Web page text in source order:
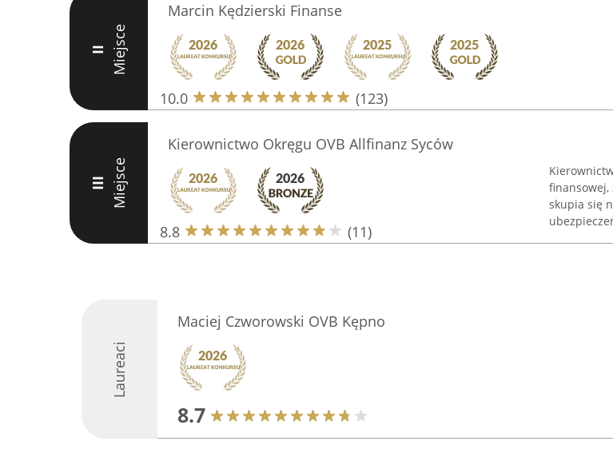
II Miejsce
Marcin Kędzierski Finanse
10.0 (123)
III Miejsce
Kierownictwo Okręgu OVB Allfinanz Syców
8.8 (11)
finansowej,
skupia się
Laureaci
Maciej Czworowski OVB Kępno
8.7